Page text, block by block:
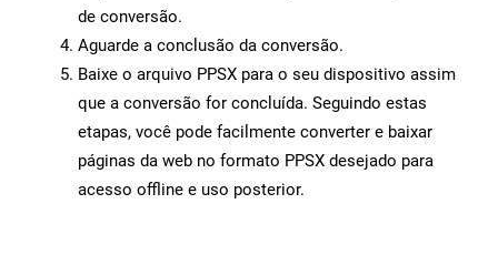
de conversão.
Aguarde a conclusão da conversão.
Baixe o arquivo PPSX para o seu dispositivo assim
que a conversão for concluída. Seguindo estas
etapas, você pode facilmente converter e baixar
páginas da web no formato PPSX desejado para
acesso offline e uso posterior.